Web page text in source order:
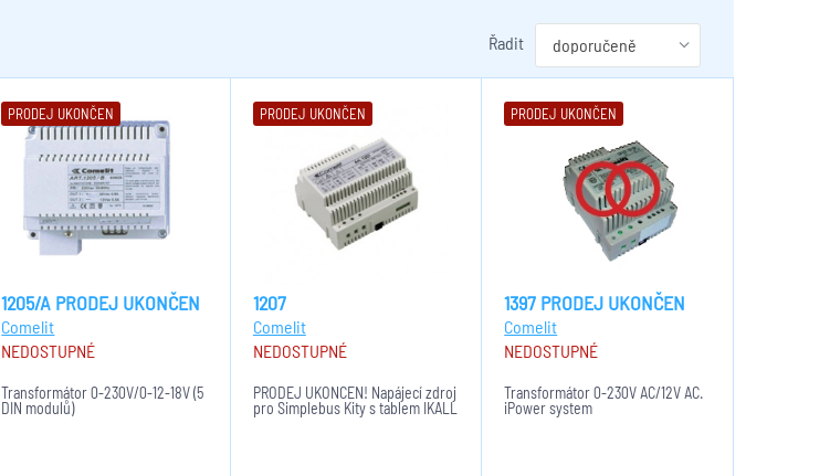
Řadit
PRODEJ UKONČEN
1205/A PRODEJ UKONČEN
Comelit
NEDOSTUPNÉ
Transformátor 0-230V/0-12-18V (5
DIN modulů)
PRODEJ UKONČEN
1207
Comelit
NEDOSTUPNÉ
PRODEJ UKONČEN! Napájecí zdroj
pro Simplebus Kity s tablem IKALL
PRODEJ UKONČEN
1397 PRODEJ UKONČEN
Comelit
NEDOSTUPNÉ
Transformátor 0-230V AC/12V AC.
iPower system